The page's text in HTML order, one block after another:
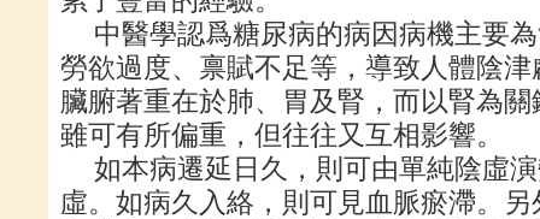
中醫學認爲糖尿病的病因病機主要
勞欲過度、禀賦不足等，導致人體陰
臟腑著重在於肺、胃及腎，而以腎為
雖可有所偏重，但往往又互相影響。
如本病遷延日久，則可由單純陰虛
虛。如病久入絡，則可見血脈瘀滯。